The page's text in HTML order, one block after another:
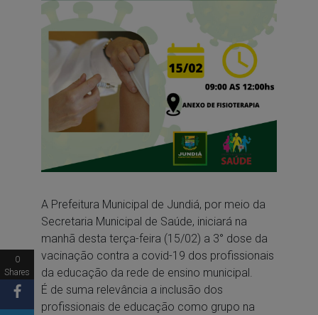
A Prefeitura Municipal de Jundiá, por meio da
Secretaria Municipal de Saúde, iniciará na
manhã desta terça-feira (15/02) a 3° dose da
vacinação contra a covid-19 dos profissionais
da educação da rede de ensino municipal.
É de suma relevância a inclusão dos
profissionais de educação como grupo na
0
Shares